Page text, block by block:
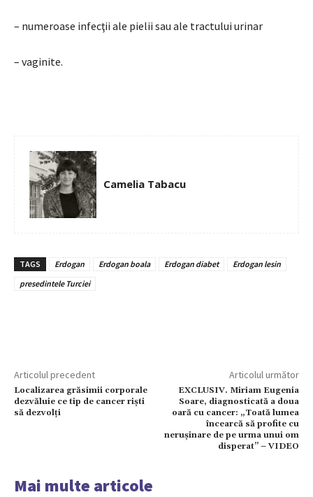
– numeroase infecţii ale pielii sau ale tractului urinar
– vaginite.
Camelia Tabacu
TAGS Erdogan Erdogan boala Erdogan diabet
Erdogan lesin
presedintele Turciei
Articolul precedent
Localizarea grăsimii corporale
dezvăluie ce tip de cancer riști
să dezvolți
Articolul următor
EXCLUSIV. Miriam Eugenia
Soare, diagnosticată a doua
oară cu cancer: „Toată lumea
încearcă să profite cu
nerușinare de pe urma unui om
disperat” – VIDEO
Mai multe articole